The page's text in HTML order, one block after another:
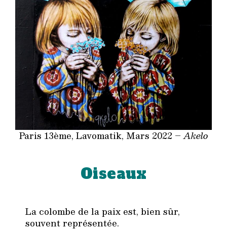
Paris 13ème, Lavomatik, Mars 2022 –Akelo
Oiseaux
La colombe de la paix est, bien sûr,
souvent représentée.